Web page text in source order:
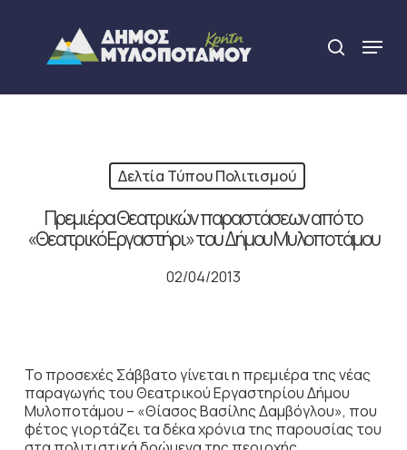
content
search
Menu
Δελτία Τύπου Πολιτισμού
Πρεμιέρα Θεατρικών παραστάσεων από το
«Θεατρικό Εργαστήρι» του Δήμου Μυλοποτάμου
02/04/2013
Το προσεχές Σάββατο γίνεται η πρεμιέρα της νέας
παραγωγής του Θεατρικού Εργαστηρίου Δήμου
Μυλοποτάμου – «Θίασος Βασίλης Δαμβόγλου», που
φέτος γιορτάζει τα δέκα χρόνια της παρουσίας του
Close